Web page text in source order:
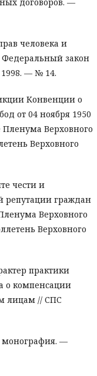
договоров. —
человека и
Федеральный закон
— № 14.
Конвенции о
от 04 ноября 1950
Пленума Верховного
Верховного
чести и
репутации граждан
Верховного
Верховного
практики
о компенсации
лицам // СПС
монография. —